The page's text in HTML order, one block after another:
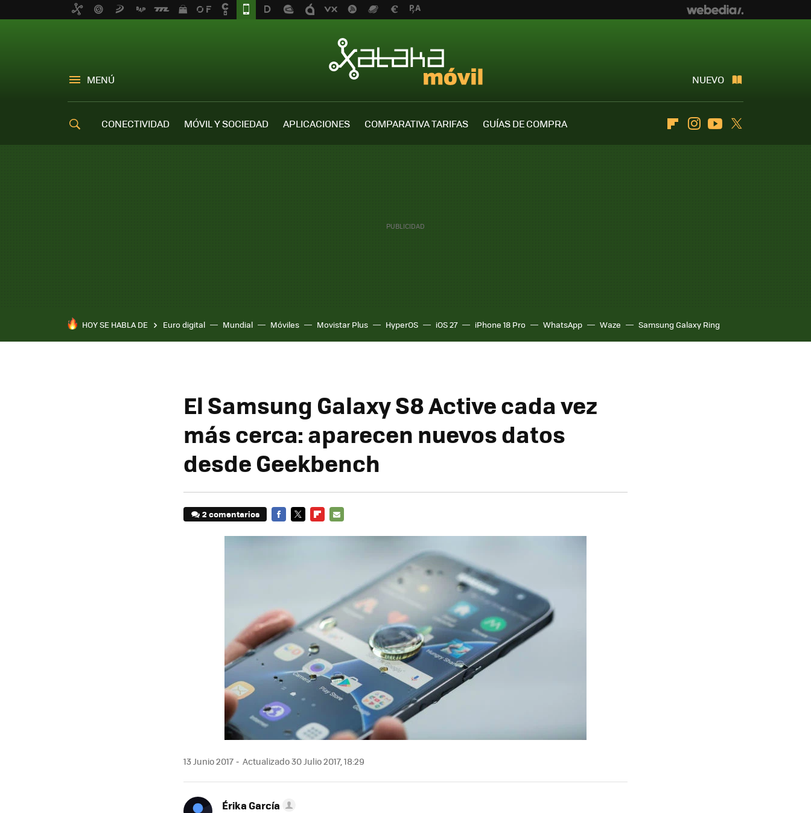
MENÚ NUEVO
CONECTIVIDAD MÓVIL Y SOCIEDAD APLICACIONES COMPARATIVA TARIFAS
GUÍAS DE COMPRA
FlipboardInstagramYoutube
HOY SE HABLA DE Euro digital Mundial Móviles Movistar Plus HyperOS iOS 27 iPhone 18 Pro WhatsApp Waze Samsung Galaxy Ring
El Samsung Galaxy S8 Active cada vez
más cerca: aparecen nuevos datos
desde Geekbench
2 comentarios
13 Junio 2017 Actualizado 30 Julio 2017, 18:29
Érika García